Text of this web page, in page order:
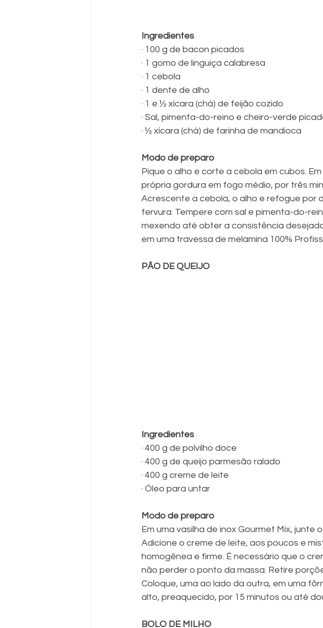
Ingredientes
· 100 g de bacon picados
· 1 gomo de linguiça calabresa
· 1 cebola
· 1 dente de alho
· 1 e ½ xícara (chá) de feijão cozido
· Sal, pimenta-do-reino e cheiro-verde
· ½ xícara (chá) de farinha de mandioca
Modo de preparo
Pique o alho e corte a cebola em cubos.
própria gordura em fogo médio, por três
Acrescente a cebola, o alho e refogue por
fervura. Tempere com sal e pimenta-do-
mexendo até obter a consistência
em uma travessa de melamina 100%
PÃO DE QUEIJO
Ingredientes
· 400 g de polvilho doce
· 400 g de queijo parmesão ralado
· 400 g creme de leite
· Óleo para untar
Modo de preparo
Em uma vasilha de inox Gourmet Mix, junte
Adicione o creme de leite, aos poucos e
homogênea e firme. É necessário que o
não perder o ponto da massa. Retire
Coloque, uma ao lado da outra, em uma
alto, preaquecido, por 15 minutos ou até
BOLO DE MILHO